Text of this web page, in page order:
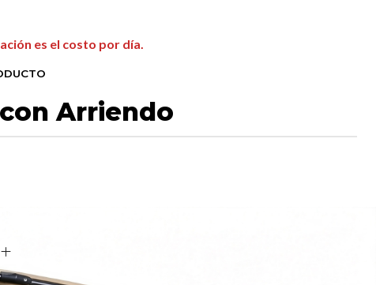
es el costo por día.
Arriendo